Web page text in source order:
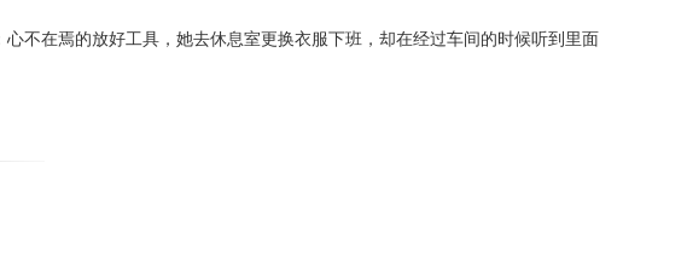
在焉的放好工具，她去休息室更换衣服下班，却在经过车间的时候听到里面